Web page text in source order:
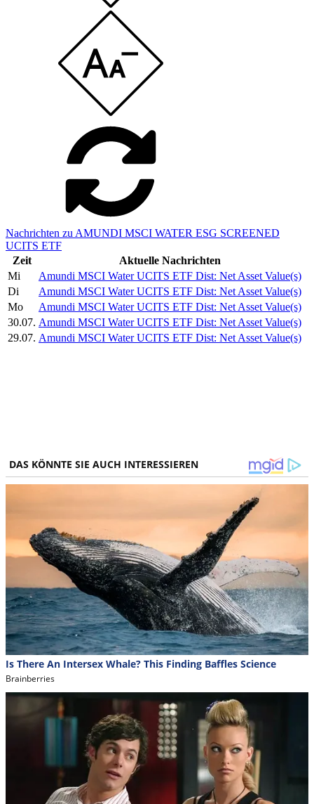
Nachrichten zu AMUNDI MSCI WATER ESG SCREENED
UCITS ETF
Zeit
Aktuelle Nachrichten
Mi
Amundi MSCI Water UCITS ETF Dist: Net Asset Value(s)
Di
Amundi MSCI Water UCITS ETF Dist: Net Asset Value(s)
Mo
Amundi MSCI Water UCITS ETF Dist: Net Asset Value(s)
30.07. Amundi MSCI Water UCITS ETF Dist: Net Asset Value(s)
29.07. Amundi MSCI Water UCITS ETF Dist: Net Asset Value(s)